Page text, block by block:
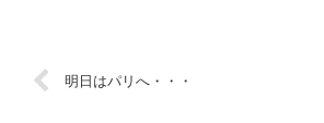
明日はパリへ・・・